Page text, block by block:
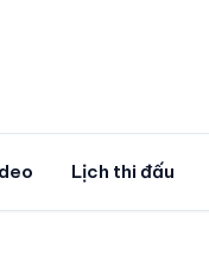
Lịch thi đấu